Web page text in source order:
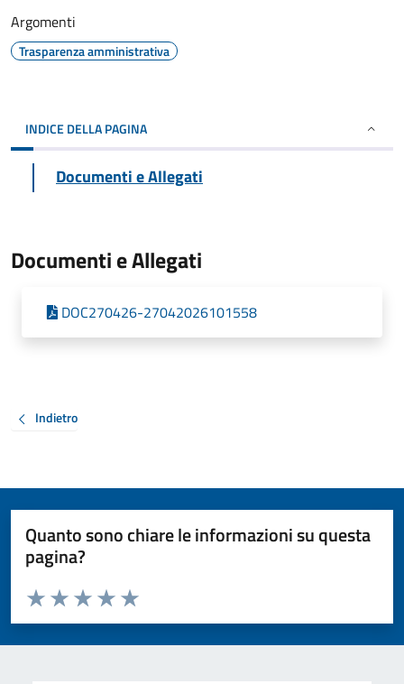
Argomenti
Trasparenza amministrativa
INDICE DELLA PAGINA
Documenti e Allegati
Documenti e Allegati
DOC270426-27042026101558
Indietro
Quanto sono chiare le informazioni su questa
pagina?
Valuta da 1 a 5 stelle la pagina
Valuta 5 stelle su 5
Valuta 4 stelle su 5
Valuta 3 stelle su 5
Valuta 2 stelle su 5
Valuta 1 stelle su 5